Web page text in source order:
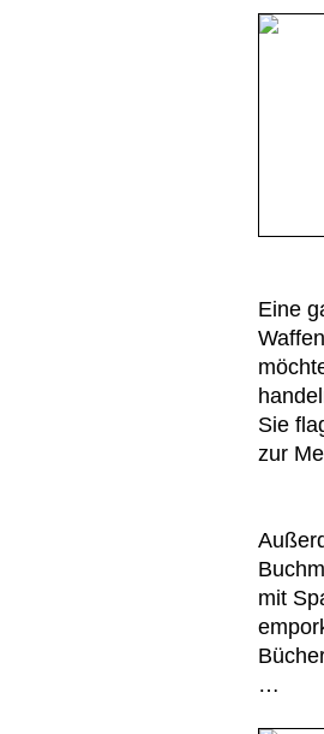
Eine
Sie
zur
mit
…